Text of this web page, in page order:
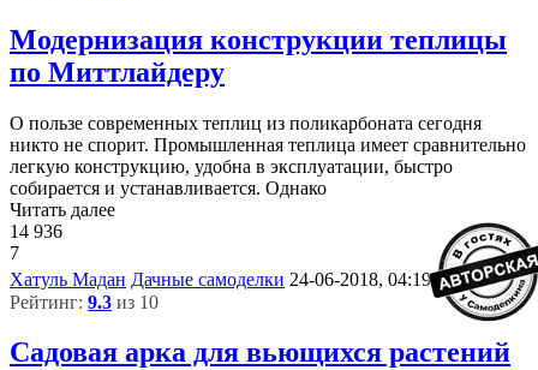
Модернизация конструкции теплицы
по Миттлайдеру
О пользе современных теплиц из поликарбоната сегодня
никто не спорит. Промышленная теплица имеет сравнительно
легкую конструкцию, удобна в эксплуатации, быстро
собирается и устанавливается. Однако
Читать далее
14 936
7
Хатуль Мадан Дачные самоделки 24-06-2018, 04:19 27
Рейтинг: 9.3 из 10
Садовая арка для вьющихся растений